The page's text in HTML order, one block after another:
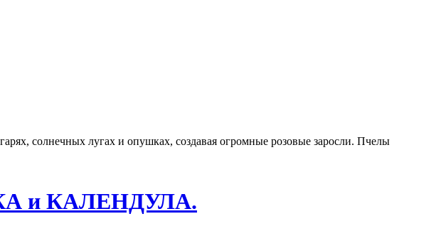
солнечных лугах и опушках, создавая огромные розовые заросли. Пчелы
и КАЛЕНДУЛА.